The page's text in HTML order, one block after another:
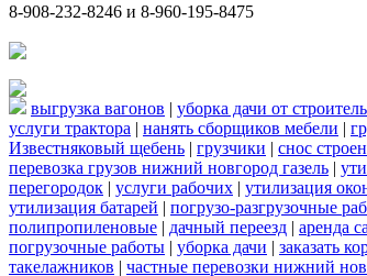
8-908-232-8246 и 8-960-195-8475
выгрузка вагонов | уборка дачи от
услуги трактора | нанять сборщиков мебели |
Известняковый щебень | грузчики | снос
перевозка грузов нижний новгород газель |
перегородок | услуги рабочих | утилизация
утилизация батарей | погрузо-разгрузочные
полипропиленовые | дачный переезд | аренда
погрузочные работы | уборка дачи | заказать
такелажников | частные перевозки нижний